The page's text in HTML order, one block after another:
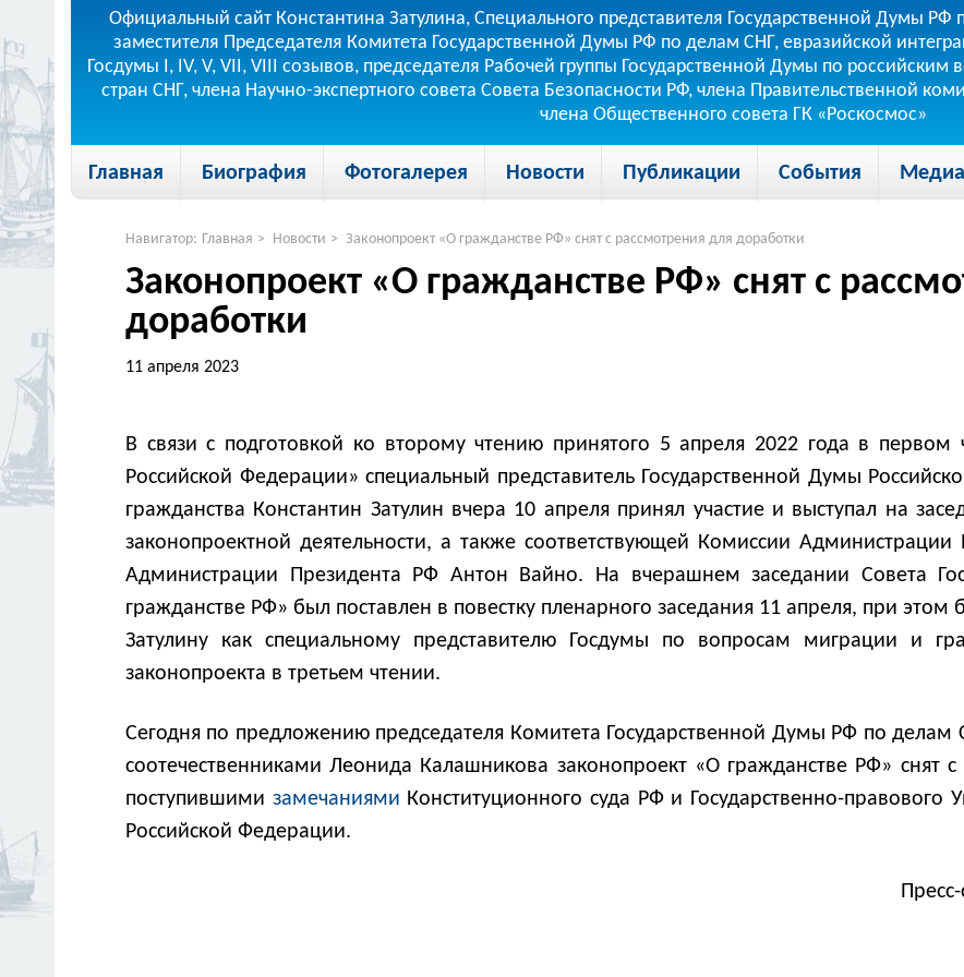
Официальный сайт Константина Затулина, Специального представителя Государственной Думы
заместителя Председателя Комитета Государственной Думы РФ по делам СНГ, евразийской
Госдумы I, IV, V, VII, VIII созывов, председателя Рабочей группы Государственной Думы по
стран СНГ, члена Научно-экспертного совета Совета Безопасности РФ, члена Правительственной
члена Общественного совета ГК «Роскосмос»
Главная Биография Фотогалерея Новости Публикации События Медиа
Навигатор: Главная > Новости > Законопроект «О гражданстве РФ» снят с рассмотрения для доработки
Законопроект «О гражданстве РФ» снят с
доработки
11 апреля 2023
В связи с подготовкой ко второму чтению принятого 5 апреля 2022 года в первом
Российской Федерации» специальный представитель Государственной Думы
гражданства Константин Затулин вчера 10 апреля принял участие и выступал на
законопроектной деятельности, а также соответствующей Комиссии
Администрации Президента РФ Антон Вайно. На вчерашнем заседании Совета
гражданстве РФ» был поставлен в повестку пленарного заседания 11 апреля, при
Затулину как специальному представителю Госдумы по вопросам миграции и
законопроекта в третьем чтении.
Сегодня по предложению председателя Комитета Государственной Думы РФ по делам
соотечественниками Леонида Калашникова законопроект «О гражданстве РФ» снят
поступившими замечаниями Конституционного суда РФ и Государственно-
Российской Федерации.